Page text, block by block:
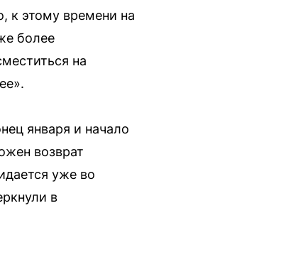
к этому времени на
более
на
января и начало
возврат
уже во
в